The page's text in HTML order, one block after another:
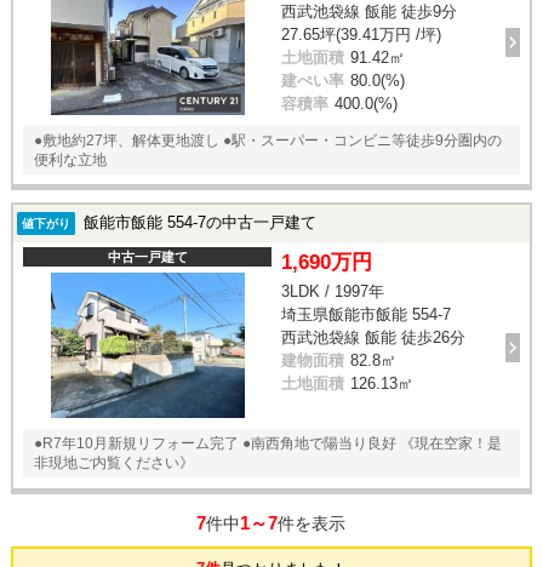
西武池袋線 飯能 徒歩9分
27.65坪(39.41万円 /坪)
土地面積 91.42㎡
建ぺい率 80.0(%)
容積率 400.0(%)
●敷地約27坪、解体更地渡し ●駅・スーパー・コンビニ等徒歩9分圏内の
便利な立地
値下がり 飯能市飯能 554-7の中古一戸建て
中古一戸建て 1,690万円
3LDK / 1997年
埼玉県飯能市飯能 554-7
西武池袋線 飯能 徒歩26分
建物面積 82.8㎡
土地面積 126.13㎡
●R7年10月新規リフォーム完了 ●南西角地で陽当り良好 《現在空家！是
非現地ご内覧ください》
7件中1～7件を表示